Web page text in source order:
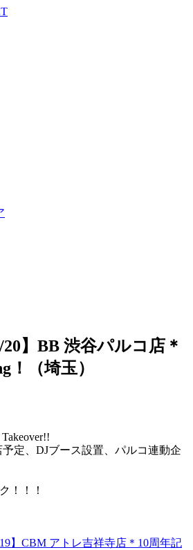
20】BB 渋谷パルコ店＊
！（埼玉）
予定、DJブース設置、パルコ連動企
！！！
】CBM アトレ吉祥寺店＊10周年記